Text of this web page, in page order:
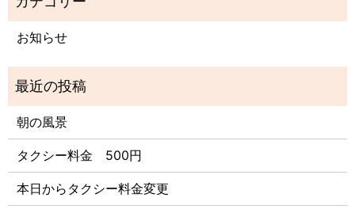
お知らせ
朝の風景
タクシー料金 500円
本日からタクシー料金変更